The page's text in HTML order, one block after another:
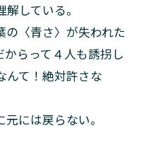
している。
の〈青さ〉が失われた
らって４人も誘拐し
て！絶対許さな
には戻らない。